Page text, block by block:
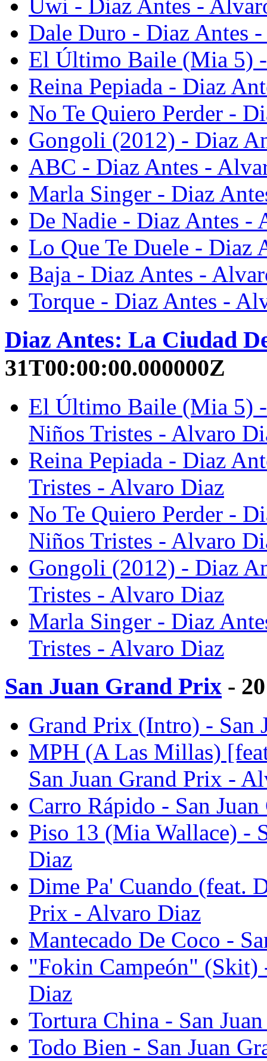
Uwi - Diaz Antes -
Dale Duro - Diaz Antes
El Último Baile (Mia 5)
Reina Pepiada - Diaz
No Te Quiero Perder -
Gongoli (2012) - Diaz
ABC - Diaz Antes -
Marla Singer - Diaz
De Nadie - Diaz Antes -
Lo Que Te Duele - Diaz
Baja - Diaz Antes -
Torque - Diaz Antes -
Diaz Antes: La Ciudad
31T00:00:00.000000Z
El Último Baile (Mia 5)
Niños Tristes - Alvaro
Reina Pepiada - Diaz
Tristes - Alvaro Diaz
No Te Quiero Perder -
Niños Tristes - Alvaro
Gongoli (2012) - Diaz
Tristes - Alvaro Diaz
Marla Singer - Diaz
Tristes - Alvaro Diaz
San Juan Grand Prix -
Grand Prix (Intro) - San
MPH (A Las Millas)
San Juan Grand Prix -
Carro Rápido - San
Piso 13 (Mia Wallace) -
Diaz
Dime Pa' Cuando (feat.
Prix - Alvaro Diaz
Mantecado De Coco -
"Fokin Campeón" (Skit)
Diaz
Tortura China - San
Todo Bien - San Juan